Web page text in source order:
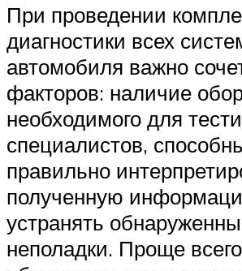
При проведении
диагностики всех
автомобиля важно
факторов: наличие
необходимого для
специалистов,
правильно
полученную
устранять
неполадки. Проще